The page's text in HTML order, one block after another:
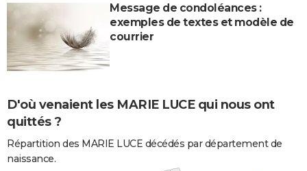
Message de condoléances :
exemples de textes et modèle de
courrier
D'où venaient les MARIE LUCE qui nous ont
quittés ?
Répartition des MARIE LUCE décédés par département de
naissance.